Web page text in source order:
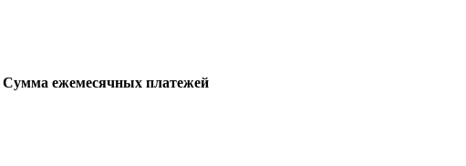
Сумма ежемесячных платежей